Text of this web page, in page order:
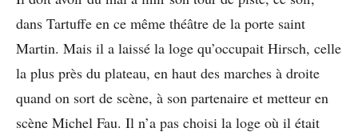
dans Tartuffe en ce même théâtre de la porte saint
Martin. Mais il a laissé la loge qu’occupait Hirsch, celle
la plus près du plateau, en haut des marches à droite
quand on sort de scène, à son partenaire et metteur en
scène Michel Fau. Il n’a pas choisi la loge où il était